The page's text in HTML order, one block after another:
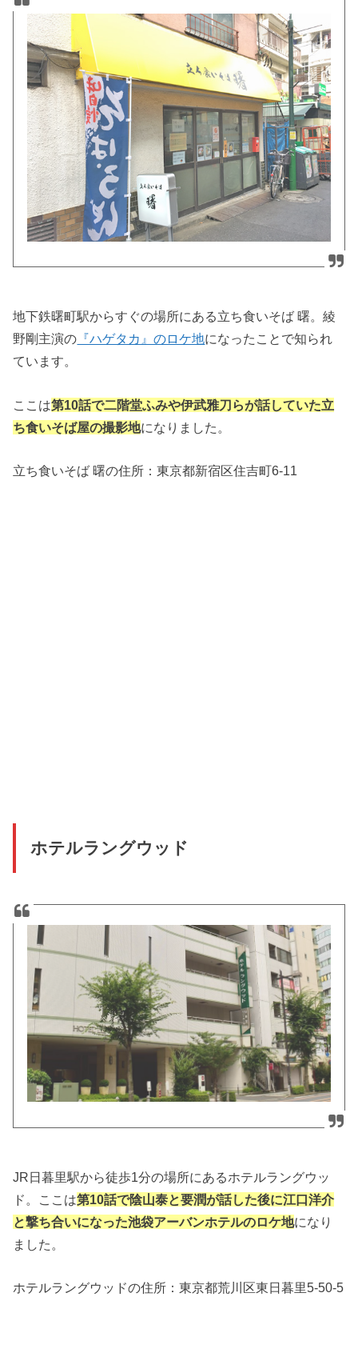
地下鉄曙町駅からすぐの場所にある立ち食いそば 曙。綾
野剛主演の 『ハゲタカ』のロケ地になったことで知られ
ています。
ここは第10話で二階堂ふみや伊武雅刀らが話していた立
ち食いそば屋の撮影地になりました。
立ち食いそば 曙の住所：東京都新宿区住吉町6-11
ホテルラングウッド
JR日暮里駅から徒歩1分の場所にあるホテルラングウッ
ド。ここは第10話で陰山泰と要潤が話した後に江口洋介
と撃ち合いになった池袋アーバンホテルのロケ地になり
ました。
ホテルラングウッドの住所：東京都荒川区東日暮里5-50-5